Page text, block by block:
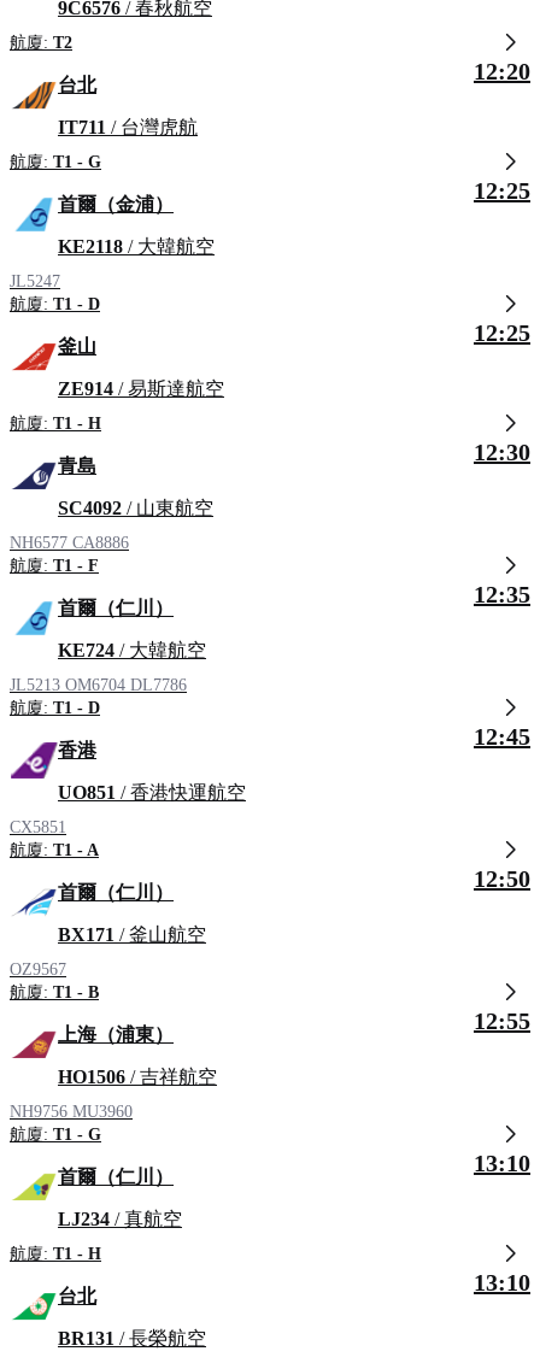
9C6576 / 春秋航空
航廈: T2
台北
IT711 / 台灣虎航
航廈: T1 - G
12:20
首爾（金浦）
KE2118 / 大韓航空
JL5247
航廈: T1 - D
12:25
釜山
ZE914 / 易斯達航空
航廈: T1 - H
12:25
青島
SC4092 / 山東航空
NH6577 CA8886
航廈: T1 - F
12:30
首爾（仁川）
KE724 / 大韓航空
JL5213 OM6704 DL7786
航廈: T1 - D
12:35
香港
UO851 / 香港快運航空
CX5851
航廈: T1 - A
12:45
首爾（仁川）
BX171 / 釜山航空
OZ9567
航廈: T1 - B
12:50
上海（浦東）
HO1506 / 吉祥航空
NH9756 MU3960
航廈: T1 - G
12:55
首爾（仁川）
LJ234 / 真航空
航廈: T1 - H
13:10
台北
BR131 / 長榮航空
13:10